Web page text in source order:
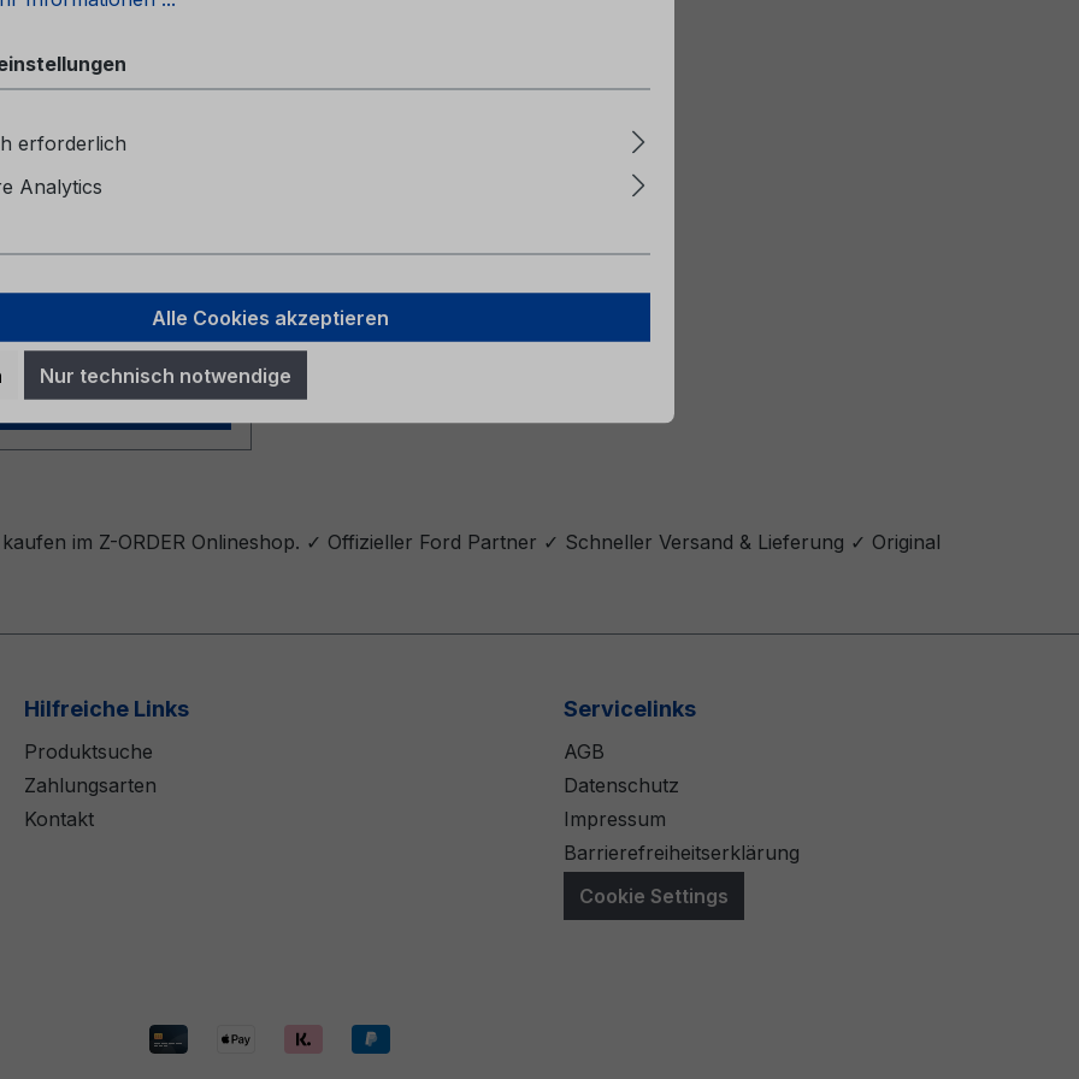
06/2024
MwSt. zzgl. Versandkosten
In den Warenkorb
im Z-ORDER Onlineshop. ✓ Offizieller Ford Partner ✓ Schneller Versand & Lieferung ✓ Original
Hilfreiche Links
Produktsuche
Zahlungsarten
Kontakt
Servicelinks
AGB
Datenschutz
Impressum
Barrierefreiheitserklärung
Cookie Settings
erforderlich
Analytics
Alle Cookies akzeptieren
Nur technisch notwendige